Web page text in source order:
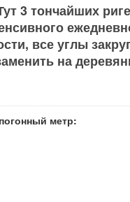
3 тончайших
все углы
на
метр: